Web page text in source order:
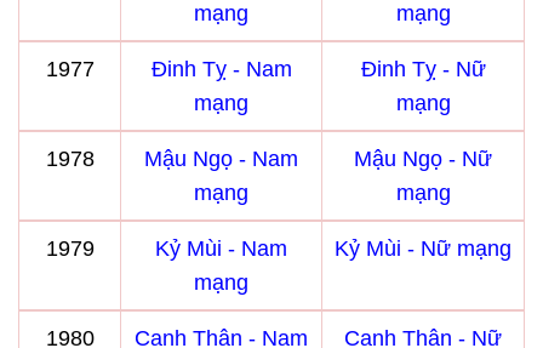
mạng
mạng
1977
Đinh Tỵ - Nam
mạng
Đinh Tỵ - Nữ
mạng
1978
Mậu Ngọ - Nam
mạng
Mậu Ngọ - Nữ
mạng
1979
Kỷ Mùi - Nam
mạng
Kỷ Mùi - Nữ mạng
1980
Canh Thân - Nam
Canh Thân - Nữ